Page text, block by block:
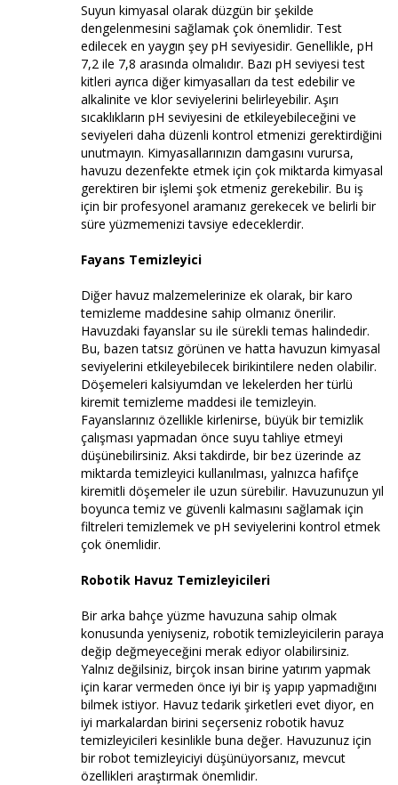
Suyun kimyasal olarak düzgün bir şekilde
dengelenmesini sağlamak çok önemlidir. Test
edilecek en yaygın şey pH seviyesidir. Genellikle, pH
7,2 ile 7,8 arasında olmalıdır. Bazı pH seviyesi test
kitleri ayrıca diğer kimyasalları da test edebilir ve
alkalinite ve klor seviyelerini belirleyebilir. Aşırı
sıcaklıkların pH seviyesini de etkileyebileceğini ve
seviyeleri daha düzenli kontrol etmenizi gerektirdiğini
unutmayın. Kimyasallarınızın damgasını vurursa,
havuzu dezenfekte etmek için çok miktarda kimyasal
gerektiren bir işlemi şok etmeniz gerekebilir. Bu iş
için bir profesyonel aramanız gerekecek ve belirli bir
süre yüzmemenizi tavsiye edeceklerdir.
Fayans Temizleyici
Diğer havuz malzemelerinize ek olarak, bir karo
temizleme maddesine sahip olmanız önerilir.
Havuzdaki fayanslar su ile sürekli temas halindedir.
Bu, bazen tatsız görünen ve hatta havuzun kimyasal
seviyelerini etkileyebilecek birikintilere neden olabilir.
Döşemeleri kalsiyumdan ve lekelerden her türlü
kiremit temizleme maddesi ile temizleyin.
Fayanslarınız özellikle kirlenirse, büyük bir temizlik
çalışması yapmadan önce suyu tahliye etmeyi
düşünebilirsiniz. Aksi takdirde, bir bez üzerinde az
miktarda temizleyici kullanılması, yalnızca hafifçe
kiremitli döşemeler ile uzun sürebilir. Havuzunuzun yıl
boyunca temiz ve güvenli kalmasını sağlamak için
filtreleri temizlemek ve pH seviyelerini kontrol etmek
çok önemlidir.
Robotik Havuz Temizleyicileri
Bir arka bahçe yüzme havuzuna sahip olmak
konusunda yeniyseniz, robotik temizleyicilerin paraya
değip değmeyeceğini merak ediyor olabilirsiniz.
Yalnız değilsiniz, birçok insan birine yatırım yapmak
için karar vermeden önce iyi bir iş yapıp yapmadığını
bilmek istiyor. Havuz tedarik şirketleri evet diyor, en
iyi markalardan birini seçerseniz robotik havuz
temizleyicileri kesinlikle buna değer. Havuzunuz için
bir robot temizleyiciyi düşünüyorsanız, mevcut
özellikleri araştırmak önemlidir.